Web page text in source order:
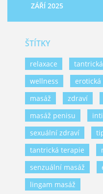
ZÁŘÍ 2025
ŠTÍTKY
relaxace
wellness
erotická
masáž
zdraví
masáž penisu
sexuální zdraví
tantrická terapie
senzuální masáž
lingam masáž